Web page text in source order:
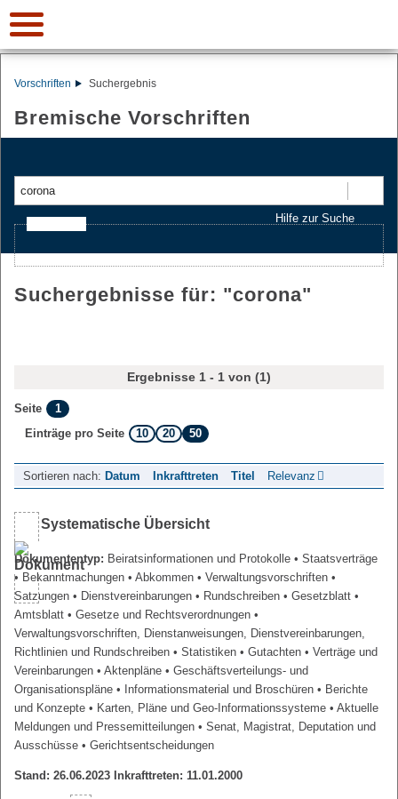
Vorschriften Suchergebnis
Bremische Vorschriften
Hilfe zur Suche
Suchergebnisse für: "corona"
Ergebnisse 1 - 1 von (1)
Seite
1
Einträge pro Seite
10 20 50
Sortieren nach: Datum Inkrafttreten Titel Relevanz
Systematische Übersicht
Dokumententyp: Beiratsinformationen und Protokolle • Staatsverträge
• Bekanntmachungen • Abkommen • Verwaltungsvorschriften •
Satzungen • Dienstvereinbarungen • Rundschreiben • Gesetzblatt •
Amtsblatt • Gesetze und Rechtsverordnungen •
Verwaltungsvorschriften, Dienstanweisungen, Dienstvereinbarungen,
Richtlinien und Rundschreiben • Statistiken • Gutachten • Verträge und
Vereinbarungen • Aktenpläne • Geschäftsverteilungs- und
Organisationspläne • Informationsmaterial und Broschüren • Berichte
und Konzepte • Karten, Pläne und Geo-Informationssysteme • Aktuelle
Meldungen und Pressemitteilungen • Senat, Magistrat, Deputation und
Ausschüsse • Gerichtsentscheidungen
Stand: 26.06.2023 Inkrafttreten: 11.01.2000